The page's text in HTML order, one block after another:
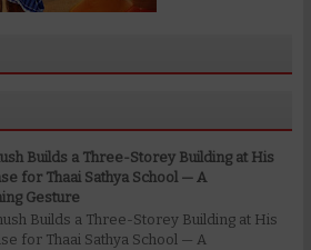
Builds a Three-Storey Building at His
for Thaai Sathya School — A
Gesture
Builds a Three-Storey Building at His
for Thaai Sathya School — A